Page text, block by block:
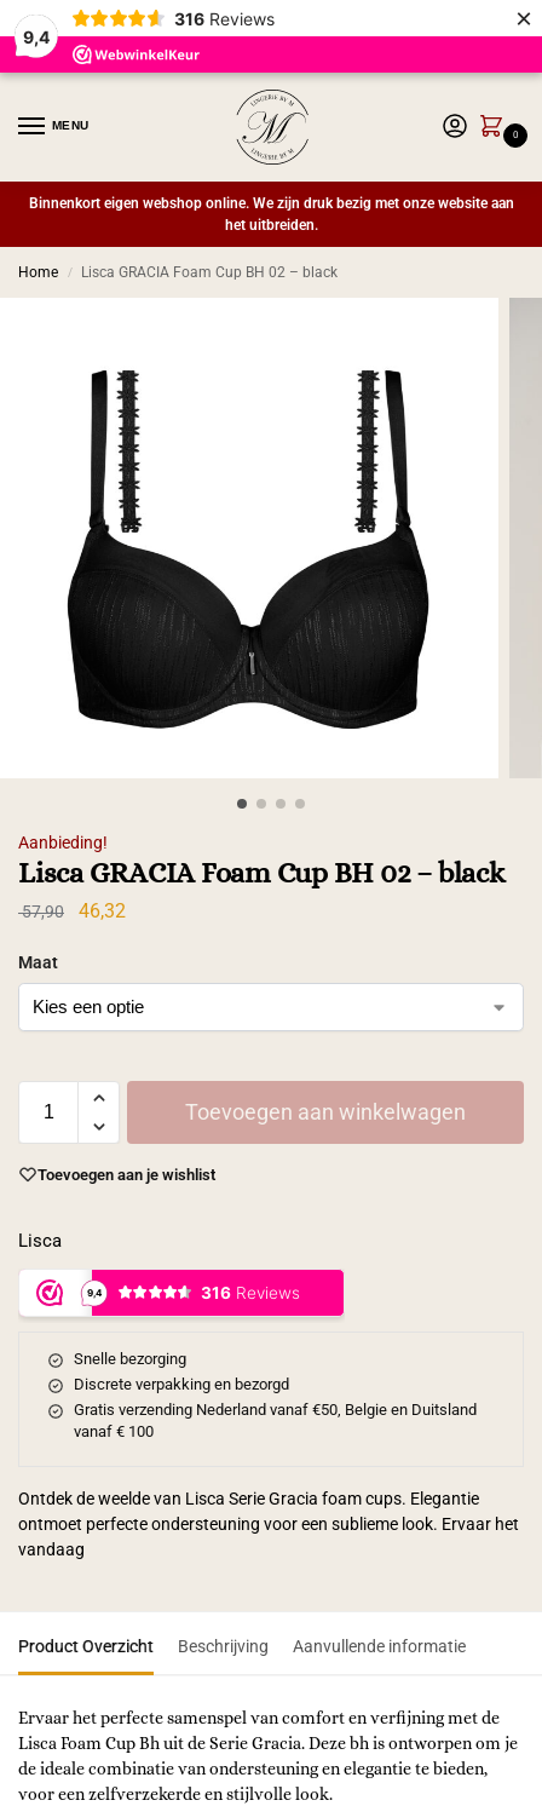
9,4
316 Reviews ×
MENU
0
Binnenkort eigen webshop online. We zijn druk bezig met onze website aan
het uitbreiden.
Home / Lisca GRACIA Foam Cup BH 02 – black
Aanbieding!
Lisca GRACIA Foam Cup BH 02 – black
57,90 46,32
Maat
Toevoegen aan winkelwagen
Toevoegen aan je wishlist
Lisca
Snelle bezorging
Discrete verpakking en bezorgd
Gratis verzending Nederland vanaf €50, Belgie en Duitsland
vanaf € 100
Ontdek de weelde van Lisca Serie Gracia foam cups. Elegantie
ontmoet perfecte ondersteuning voor een sublieme look. Ervaar het
vandaag
Product Overzicht Beschrijving Aanvullende informatie
Ervaar het perfecte samenspel van comfort en verfijning met de
Lisca Foam Cup Bh uit de Serie Gracia. Deze bh is ontworpen om je
de ideale combinatie van ondersteuning en elegantie te bieden,
voor een zelfverzekerde en stijlvolle look.